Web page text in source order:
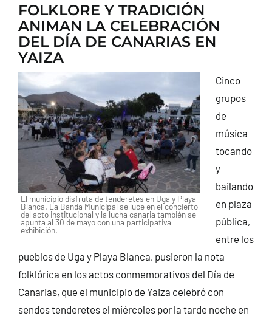
FOLKLORE Y TRADICIÓN
ANIMAN LA CELEBRACIÓN
DEL DÍA DE CANARIAS EN
YAIZA
El municipio disfruta de tenderetes en Uga y Playa
Blanca. La Banda Municipal se luce en el concierto
del acto institucional y la lucha canaria también se
apunta al 30 de mayo con una participativa
exhibición.
Cinco
grupos
de
música
tocando
y
bailando
en plaza
pública,
entre los
pueblos de Uga y Playa Blanca, pusieron la nota
folklórica en los actos conmemorativos del Día de
Canarias, que el municipio de Yaiza celebró con
sendos tenderetes el miércoles por la tarde noche en